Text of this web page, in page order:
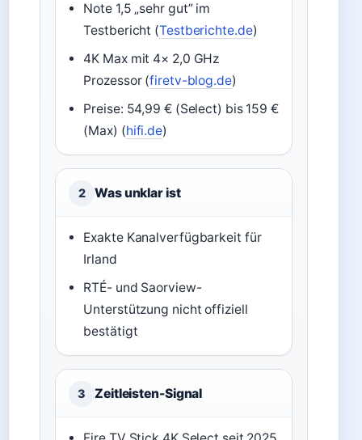
Note 1,5 „sehr gut” im
Testbericht (Testberichte.de)
4K Max mit 4× 2,0 GHz
Prozessor (firetv-blog.de)
Preise: 54,99 € (Select) bis 159 €
(Max) (hifi.de)
2 Was unklar ist
Exakte Kanalverfügbarkeit für
Irland
RTÉ- und Saorview-
Unterstützung nicht offiziell
bestätigt
3 Zeitleisten-Signal